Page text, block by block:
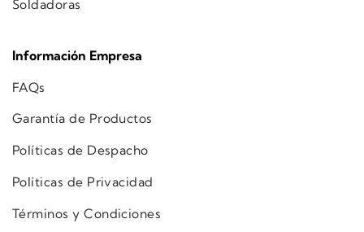
Soldadoras
Información Empresa
FAQs
Garantía de Productos
Políticas de Despacho
Políticas de Privacidad
Términos y Condiciones